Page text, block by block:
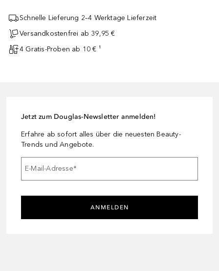
Schnelle Lieferung 2–4 Werktage Lieferzeit
Versandkostenfrei ab 39,95 €
4 Gratis-Proben ab 10 € ¹
Jetzt zum Douglas-Newsletter anmelden!
Erfahre ab sofort alles über die neuesten Beauty-
Trends und Angebote.
E-Mail-Adresse*
ANMELDEN